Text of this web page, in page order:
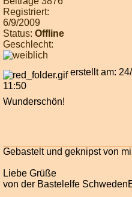
Registriert:
6/9/2009
Status: Offline
Geschlecht:
erstellt am:
11:50
Wunderschön!
Gebastelt und geknipst von
Liebe Grüße
von der Bastelelfe